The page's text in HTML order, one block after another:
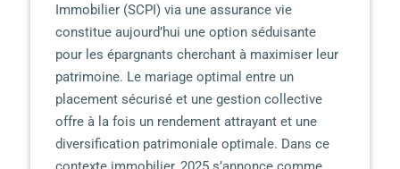
Immobilier (SCPI) via une assurance vie
constitue aujourd’hui une option séduisante
pour les épargnants cherchant à maximiser leur
patrimoine. Le mariage optimal entre un
placement sécurisé et une gestion collective
offre à la fois un rendement attrayant et une
diversification patrimoniale optimale. Dans ce